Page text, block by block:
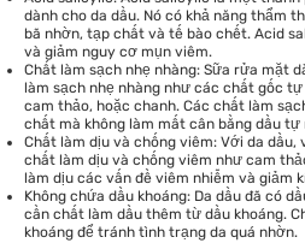
dành cho da dầu. Nó có khả năng thẩm
bã nhờn, tạp chất và tế bào chết. Acid
và giảm nguy cơ mụn viêm.
Chất làm sạch nhẹ nhàng: Sữa rửa mặt
làm sạch nhẹ nhàng như các chất gốc
cam thảo, hoặc chanh. Các chất làm
chất mà không làm mất cân bằng dầu tự
Chất làm dịu và chống viêm: Với da
chất làm dịu và chống viêm như cam
làm dịu các vấn đề viêm nhiễm và giảm
Không chứa dầu khoáng: Da dầu đã có
cần chất làm dầu thêm từ dầu khoáng.
khoáng để tránh tình trạng da quá nhờn.